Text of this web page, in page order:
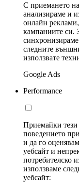
С приемането
анализираме и
онлайн
кампаниите си.
следните
използвате
Google Ads
Performance
Приемайки
поведението
и да го
уебсайт и
потребителско
използваме
уебсайт: